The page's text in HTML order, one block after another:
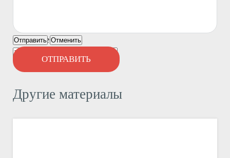
Ничего не найдено
Отправить Отменить
Другие материалы